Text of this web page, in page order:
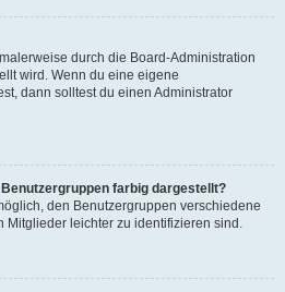
durch die Board-Administration
wird. Wenn du eine eigene
dann solltest du einen Administrator
farbig dargestellt?
den Benutzergruppen verschiedene
Mitglieder leichter zu identifizieren sind.